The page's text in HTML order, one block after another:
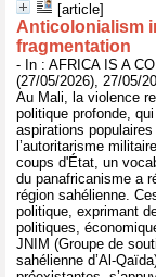
[article]
Anticolonialism
fragmentation
- In : AFRICA IS A
(27/05/2026), 27/05/
Au Mali, la violence
politique profonde,
aspirations
l’autoritarisme
coups d'État, un
du panafricanisme a
région sahélienne.
politique, exprimant
politiques,
JNIM (Groupe de
sahélienne d’Al-